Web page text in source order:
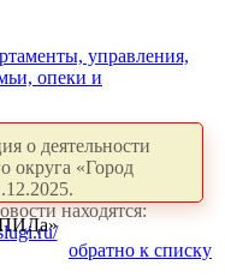
управления,
опеки и
о деятельности
округа «Город
находятся:
обратно к списку